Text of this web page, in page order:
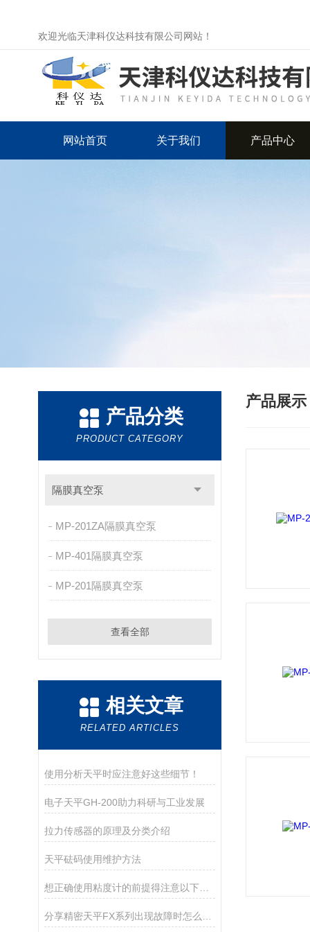
欢迎光临天津科仪达科技有限公司网站！
网站首页 关于我们 产品中心
产品分类
PRODUCT CATEGORY
隔膜真空泵
MP-201ZA隔膜真空泵
MP-401隔膜真空泵
MP-201隔膜真空泵
查看全部
相关文章
RELATED ARTICLES
使用分析天平时应注意好这些细节！
电子天平GH-200助力科研与工业发展
拉力传感器的原理及分类介绍
天平砝码使用维护方法
想正确使用粘度计的前提得注意以下几点
产品展示